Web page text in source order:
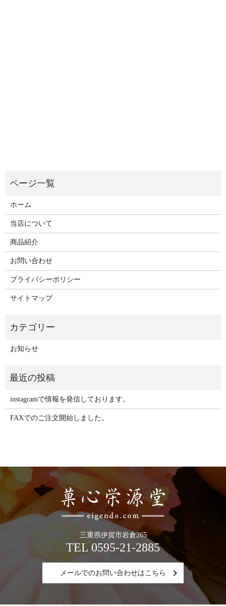
ホーム
当店について
商品紹介
お問い合わせ
プライバシーポリシー
サイトマップ
お知らせ
instagramで情報を発信しております。
FAXでのご注文開始しました。
三重県伊賀市岩倉265
TEL 0595-21-2885
メールでのお問い合わせはこちら